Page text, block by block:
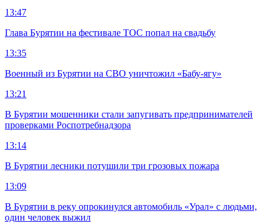
13:47
Глава Бурятии на фестивале ТОС попал на свадьбу
13:35
Военный из Бурятии на СВО уничтожил «Бабу-ягу»
13:21
В Бурятии мошенники стали запугивать предпринимателей
проверками Роспотребнадзора
13:14
В Бурятии лесники потушили три грозовых пожара
13:09
В Бурятии в реку опрокинулся автомобиль «Урал» с людьми,
один человек выжил